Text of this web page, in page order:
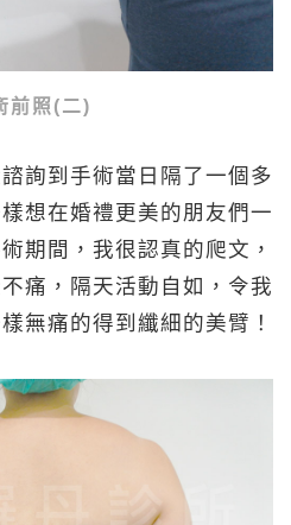
前照(二)
詢到手術當日隔了一個多
想在婚禮更美的朋友們一
期間，我很認真的爬文，
痛，隔天活動自如，令我
無痛的得到纖細的美臂！